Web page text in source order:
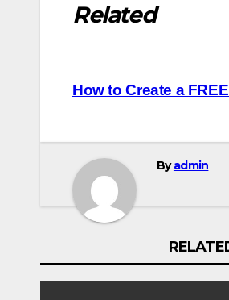
Related
Post
How to Create a
Byadmin